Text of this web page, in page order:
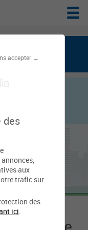
accepter →
des
aux
trafic sur
des
ici.
public
de